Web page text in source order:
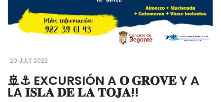
20 JULY 2023
🚢⚓️ EXCURSIÓN A 𝐎 𝐆𝐑𝐎𝐕𝐄 Y A
LA 𝐈𝐒𝐋𝐀 𝐃𝐄 𝐋𝐀 𝐓𝐎𝐉𝐀!!